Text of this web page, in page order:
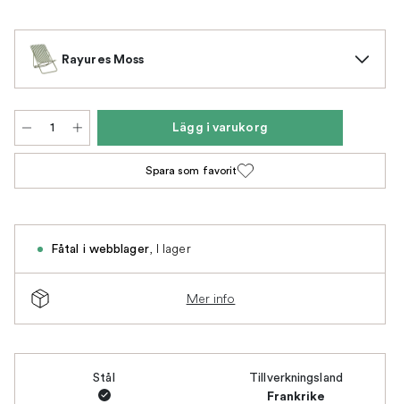
Rayures Moss
Lägg i varukorg
Spara som favorit
Fåtal i webblager, I lager
Mer info
Stål Tillverkningsland
Frankrike